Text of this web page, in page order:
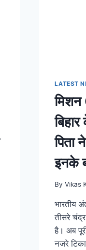
LATEST
पिता
इनके
By Vikas
भारतीय
तीसरे
है। अब
नजरे